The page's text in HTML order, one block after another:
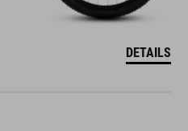
DETAILS